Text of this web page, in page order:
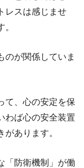
レスは感じませ
のが関係していま
て、心の安定を保
わば心の安全装置
あります。
「防衛機制」が働